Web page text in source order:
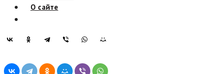
О сайте